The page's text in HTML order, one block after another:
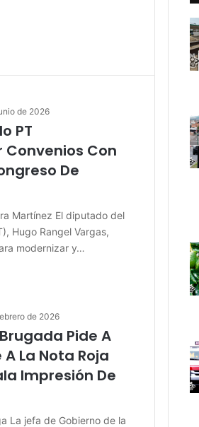
de 2026
PT
Con
De
Martínez El diputado del
Hugo Rangel Vargas,
modernizar y…
de 2026
Pide A
La Nota Roja
Impresión De
La jefa de Gobierno de la